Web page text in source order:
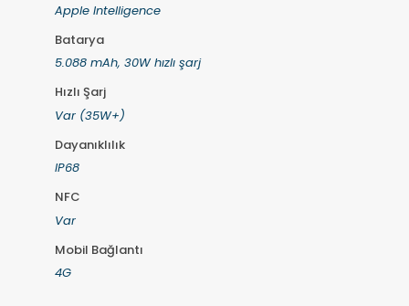
Apple Intelligence
Batarya
5.088 mAh, 30W hızlı şarj
Hızlı Şarj
Var (35W+)
Dayanıklılık
IP68
NFC
Var
Mobil Bağlantı
4G